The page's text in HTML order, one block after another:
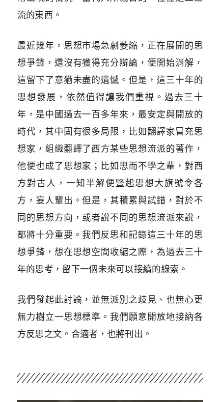
流的東西。
最近幾年，思想市場急劇萎縮，正在展開的思
想爭鋒，還沒有獲得充分辯論，便開始消解，
這留下了意猶未盡的遺憾。但是，這三十年的
思想發展，依然值得讓我們重視。過去三十
年，是中國過去一百多年來，最安定與開放的
時代，其中固有很多局限，比如翻譯家冒充思
想家，組織翻譯了西方某些思想流派的著作，
他便也成了思想家；比如思而不學之輩，對西
方對古人，一知半解便豎起思想大旗號令各
方，妄人輩出。但是，其積累與試錯，對於不
同的思想方向，或者說不同的思想流派來說，
都將十分重要。我們反思和記錄這三十年的思
想爭鋒，想在思想空間收縮之際，為過去三十
年的思考，留下一個未來可以接續的線索。
我們發起此討論，並無派別之歧見、也無心更
無力樹立一思想標準。我們願意開放地接納各
方反思之文。合適者，也將刊出。